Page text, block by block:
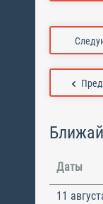
Даты
11